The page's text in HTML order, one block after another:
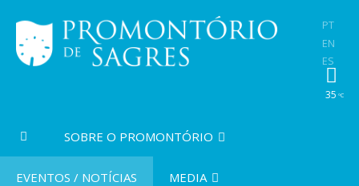
PT
EN
ES
35 ºC
SOBRE O PROMONTÓRIO
EVENTOS / NOTÍCIAS MEDIA